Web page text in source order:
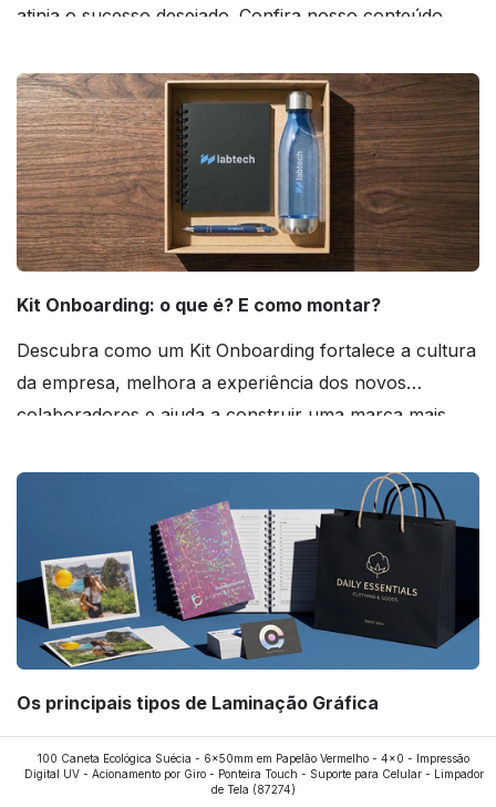
atinja o sucesso desejado. Confira nosso conteúdo
Kit Onboarding: o que é? E como montar?
Descubra como um Kit Onboarding fortalece a cultura
da empresa, melhora a experiência dos novos
colaboradores e ajuda a construir uma marca mais
Os principais tipos de Laminação Gráfica
Quer saber quais os tipos de laminações mais
aplicados nos impressos da gráfica FuturaIM? Então,
100 Caneta Ecológica Suécia - 6x50mm em Papelão Vermelho - 4x0 - Impressão
Digital UV - Acionamento por Giro - Ponteira Touch - Suporte para Celular - Limpador
de Tela (87274)